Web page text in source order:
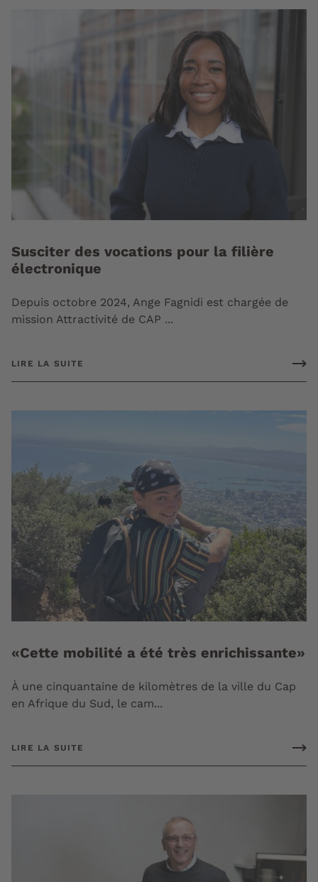
Susciter des vocations pour la filière
électronique
Depuis octobre 2024, Ange Fagnidi est chargée de
mission Attractivité de CAP ...
LIRE LA SUITE
«Cette mobilité a été très enrichissante»
À une cinquantaine de kilomètres de la ville du Cap
en Afrique du Sud, le cam...
LIRE LA SUITE